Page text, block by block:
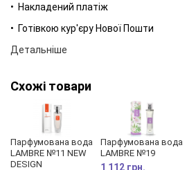
Парфуми (Parfum) - 1,2 мл;
Парфуми (Parfum) - 20 мл
• Накладений платіж
• Готівкою кур'єру Нової Пошти
Детальніше
Схожі товари
Парфумована вода
LAMBRE №11 NEW
DESIGN
Парфумована вода
LAMBRE №19
1 112 грн.